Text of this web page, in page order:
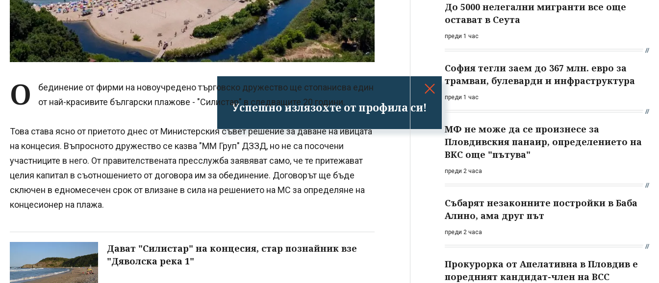
Успешно излязохте от профила си!
О
бединение от фирми на новоучредено търговско дружество ще стопанисва един
от най-красивите български плажове - "Силистар" в следващите 20 години.
Това става ясно от приетото днес от Министерския съвет решение за даване на ивицата
на концесия. Въпросното дружество се казва "ММ Груп" ДЗЗД, но не са посочени
участниците в него. От правителствената пресслужба заявяват само, че те притежават
целия капитал в съотношението от договора им за обединение. Договорът ще бъде
сключен в едномесечен срок от влизане в сила на решението на МС за определяне на
концесионер на плажа.
Дават "Силистар" на концесия, стар познайник взе
"Дяволска река 1"
До 5000 нелегални мигранти все още
остават в Сеута
преди 1 час
София тегли заем до 367 млн. евро за
трамваи, булеварди и инфраструктура
преди 1 час
МФ не може да се произнесе за
Пловдивския панаир, определението на
ВКС още "пътува"
преди 2 часа
Събарят незаконните постройки в Баба
Алино, ама друг път
преди 2 часа
Прокурорка от Апелативна в Пловдив е
поредният кандидат-член на ВСС